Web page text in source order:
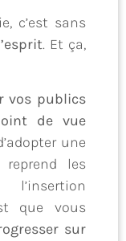
c’est sans
. Et ça,
vos publics
de vue
une
les
que vous
sur